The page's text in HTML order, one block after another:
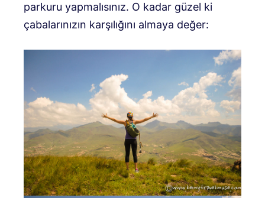
parkuru yapmalısınız. O kadar güzel ki
çabalarınızın karşılığını almaya değer: